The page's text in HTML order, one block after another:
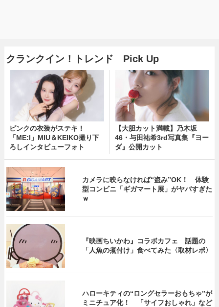
クランクイン！トレンド Pick Up
ピンクの衣装がステキ！
「ME:I」MIU＆KEIKO撮り下
ろしインタビューフォト
【大胆カット満載】乃木坂
46・与田祐希3rd写真集『ヨー
ダ』公開カット
カメラに映らなければ“盗み”OK！ 体験
型コンビニ「ギガマート展」がヤバすぎた
ｗ
『映画ちいかわ』コラボカフェ 話題の
「人魚の煮付け」食べてみた〈取材レポ〉
ハローキティの“ロングセラーおもちゃ”が
ミニチュア化！ 「サイフおしゃれ」など